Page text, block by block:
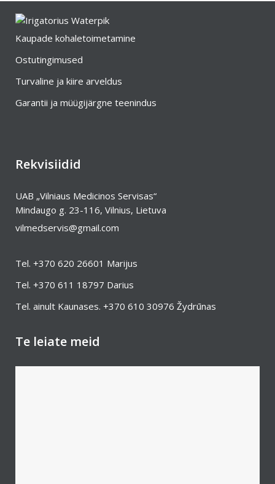
Kaupade kohaletoimetamine
Ostutingimused
Turvaline ja kiire arveldus
Garantii ja müügijärgne teenindus
Rekvisiidid
UAB „Vilniaus Medicinos Servisas“
Mindaugo g. 23-116, Vilnius, Lietuva
vilmedservis@gmail.com
Tel. +370 620 26601 Marijus
Tel. +370 611 18797 Darius
Tel. ainult Kaunases. +370 610 30976 Žydrūnas
Te leiate meid